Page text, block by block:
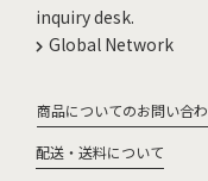
inquiry desk.
Global Network
商品についてのお問い合
配送・送料について